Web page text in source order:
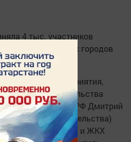
4 тыс. участников
«Развитие малых городов
мероприятия,
Правительства
вице-премьеры РФ Дмитрий
Аппарата Правительства)
строительства и ЖКХ